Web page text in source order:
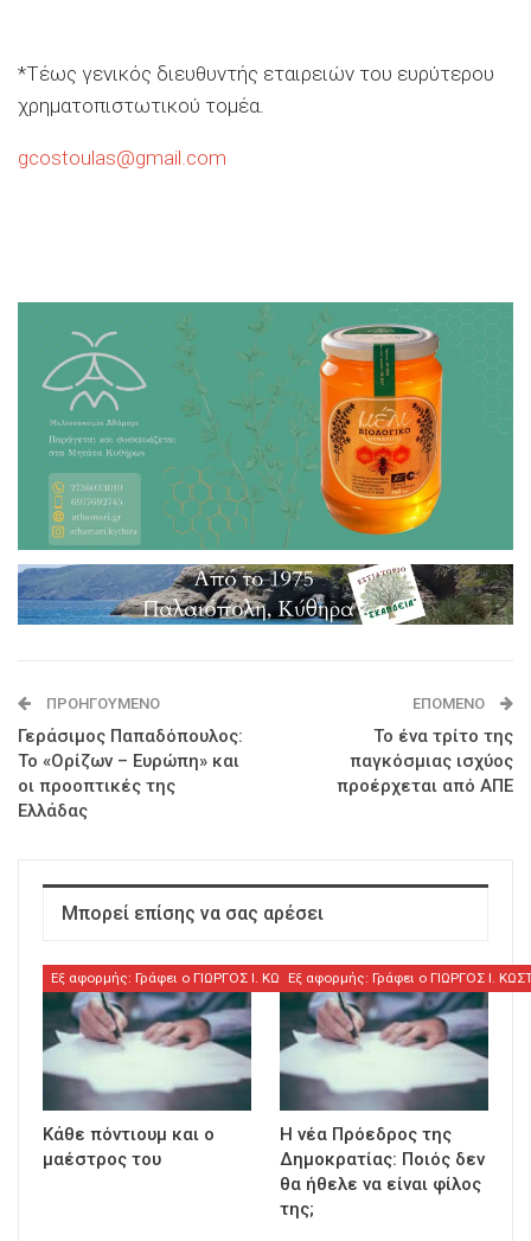
*Τέως γενικός διευθυντής εταιρειών του ευρύτερου
χρηματοπιστωτικού τομέα.
gcostoulas@gmail.com
ΠΡΟΗΓΟΎΜΕΝΟ
Γεράσιμος Παπαδόπουλος:
To «Ορίζων – Ευρώπη» και
οι προοπτικές της
Ελλάδας
ΕΠΌΜΕΝΟ
Το ένα τρίτο της
παγκόσμιας ισχύος
προέρχεται από AΠΕ
Μπορεί επίσης να σας αρέσει
Εξ αφορμής: Γράφει ο ΓΙΩΡΓΟΣ Ι. ΚΩΣΤΟΥΛΑΣ
Κάθε πόντιουμ και ο
μαέστρος του
Εξ αφορμής: Γράφει ο ΓΙΩΡΓΟΣ Ι.
Η νέα Πρόεδρος της
Δημοκρατίας: Ποιός δεν
θα ήθελε να είναι φίλος
της;